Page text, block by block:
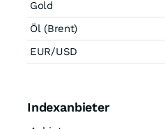
Gold
Öl (Brent)
EUR/USD
Indexanbieter